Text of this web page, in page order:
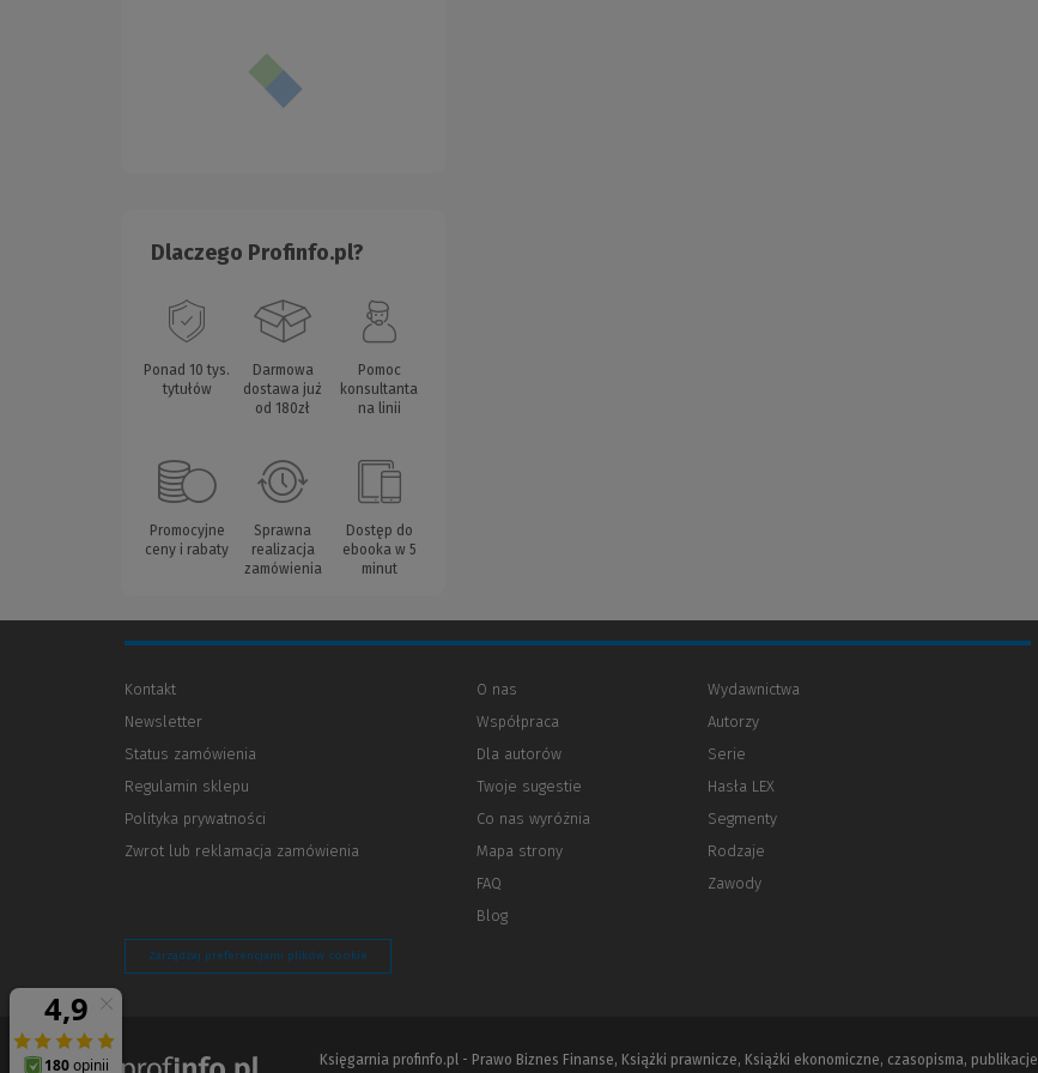
Dlaczego Profinfo.pl?
Ponad 10 tys.
tytułów
Darmowa
dostawa już
od 180zł
Pomoc
konsultanta
na linii
Promocyjne
ceny i rabaty
Sprawna
realizacja
zamówienia
Dostęp do
ebooka w 5
minut
Kontakt
Newsletter
Status zamówienia
Regulamin sklepu
Polityka prywatności
innej
Zwrot lub reklamacja zamówienia
O nas
Współpraca
Dla autorów
innej
strony)
Twoje sugestie
Co nas wyróżnia
Mapa strony
FAQ
Blog
Wydawnictwa
Autorzy
Serie
Hasła LEX
Segmenty
Rodzaje
Zawody
Zarządzaj preferencjami plików cookie
Księgarnia profinfo.pl - Prawo Biznes Finanse, Książki prawnicze, Książki ekonomiczne, czasopisma, publikacje